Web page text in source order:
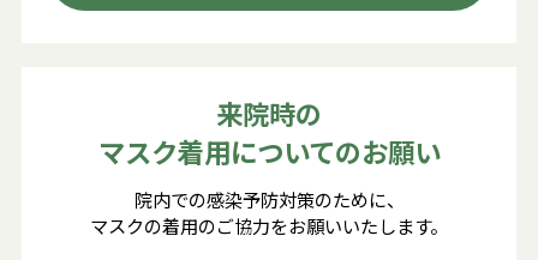
来院時の
マスク着用についてのお願い
院内での感染予防対策のために、
マスクの着用のご協力をお願いいたします。